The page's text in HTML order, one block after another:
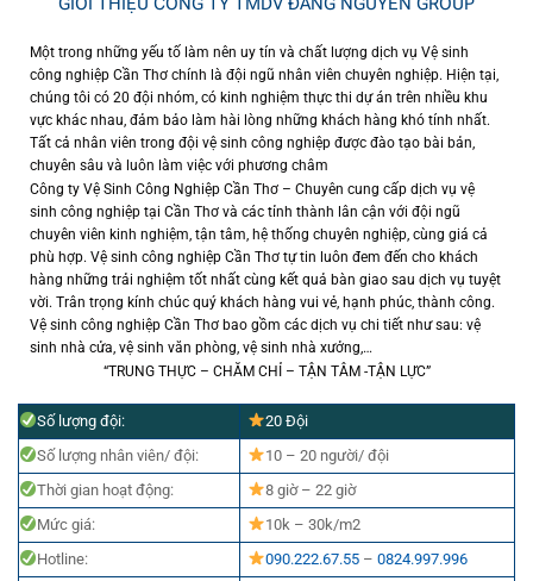
Một trong những yếu tố làm nên uy tín và chất lượng dịch vụ Vệ sinh
công nghiệp Cần Thơ chính là đội ngũ nhân viên chuyên nghiệp. Hiện tại,
chúng tôi có 20 đội nhóm, có kinh nghiệm thực thi dự án trên nhiều khu
vực khác nhau, đảm bảo làm hài lòng những khách hàng khó tính nhất.
Tất cả nhân viên trong đội vệ sinh công nghiệp được đào tạo bài bản,
chuyên sâu và luôn làm việc với phương châm
Công ty Vệ Sinh Công Nghiệp Cần Thơ – Chuyên cung cấp dịch vụ vệ
sinh công nghiệp tại Cần Thơ và các tỉnh thành lân cận với đội ngũ
chuyên viên kinh nghiệm, tận tâm, hệ thống chuyên nghiệp, cùng giá cả
phù hợp. Vệ sinh công nghiệp Cần Thơ tự tin luôn đem đến cho khách
hàng những trải nghiệm tốt nhất cùng kết quả bàn giao sau dịch vụ tuyệt
vời. Trân trọng kính chúc quý khách hàng vui vẻ, hạnh phúc, thành công.
Vệ sinh công nghiệp Cần Thơ bao gồm các dịch vụ chi tiết như sau: vệ
sinh nhà cửa, vệ sinh văn phòng, vệ sinh nhà xưởng,…
“TRUNG THỰC – CHĂM CHỈ – TẬN TÂM -TẬN LỰC”
Số lượng đội: 20 Đội
Số lượng nhân viên/ đội:
10 – 20 người/ đội
Thời gian hoạt động:
8 giờ – 22 giờ
Mức giá:
10k – 30k/m2
Hotline:
090.222.67.55 –0824.997.996